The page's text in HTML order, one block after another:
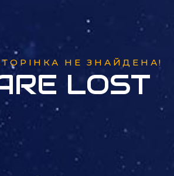
НЕ ЗНАЙДЕНА!
RE LOST